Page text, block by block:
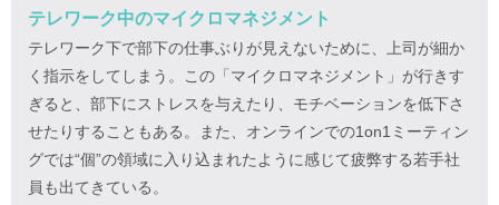
テレワーク中のマイクロマネジメント
テレワーク下で部下の仕事ぶりが見えないために、上司が細か
く指示をしてしまう。この「マイクロマネジメント」が行きす
ぎると、部下にストレスを与えたり、モチベーションを低下さ
せたりすることもある。また、オンラインでの1on1ミーティン
グでは“個”の領域に入り込まれたように感じて疲弊する若手社
員も出てきている。